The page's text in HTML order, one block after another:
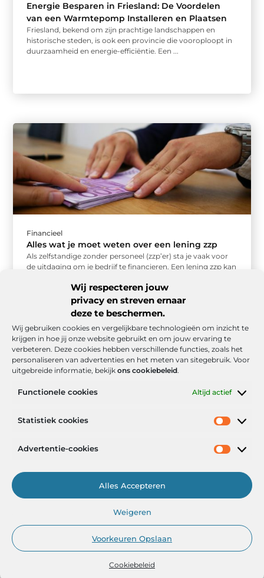
Wij respecteren jouw
privacy en streven ernaar
deze te beschermen.
Wij gebruiken cookies en vergelijkbare technologieën om inzicht te
krijgen in hoe jij onze website gebruikt en om jouw ervaring te
verbeteren. Deze cookies hebben verschillende functies, zoals het
personaliseren van advertenties en het meten van sitegebruik. Voor
uitgebreide informatie, bekijk ons cookiebeleid.
Functionele cookies Altijd actief
Statistiek cookies
Advertentie-cookies
Alles Accepteren
Weigeren
Voorkeuren Opslaan
Cookiebeleid
Energie Besparen in Friesland: De Voordelen
van een Warmtepomp Installeren en Plaatsen
Friesland, bekend om zijn prachtige landschappen en
historische steden, is ook een provincie die vooroploopt in
duurzaamheid en energie-efficiëntie. Een ...
Financieel
Alles wat je moet weten over een lening zzp
Als zelfstandige zonder personeel (zzp’er) sta je vaak voor
de uitdaging om je bedrijf te financieren. Een lening zzp kan
Het Portaal voor Inzichten en Inspiratie
— AdviesPortal.nl verzamelt de beste blogs en artikelen om jou te
helpen groeien. Ontdek, leer en laat je inspireren!
www.adviesportal.nl.All Right Reserved.
Onze informatie